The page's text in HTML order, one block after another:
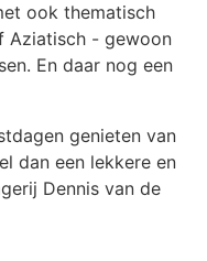
ook thematisch
Aziatisch - gewoon
En daar nog een
genieten van
dan een lekkere en
Dennis van de